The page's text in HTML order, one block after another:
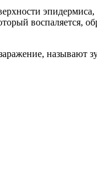
воспаляется,
называют